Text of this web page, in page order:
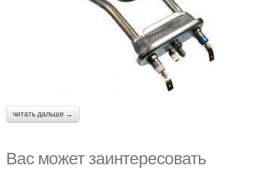
читать дальше →
Вас может заинтересовать